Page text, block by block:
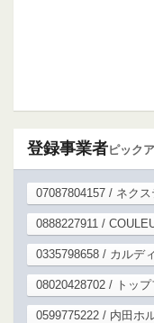
登録事業者ピック
07087804157 / ネク
0888227911 /
0335798658 / カルデ
08020428702 / トッ
0599775222 / 内田ホ